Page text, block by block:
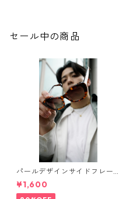
セール中の商品
パールデザインサイドフレー
ムサングラス（Brown）** Sin
Sin*
¥1,600